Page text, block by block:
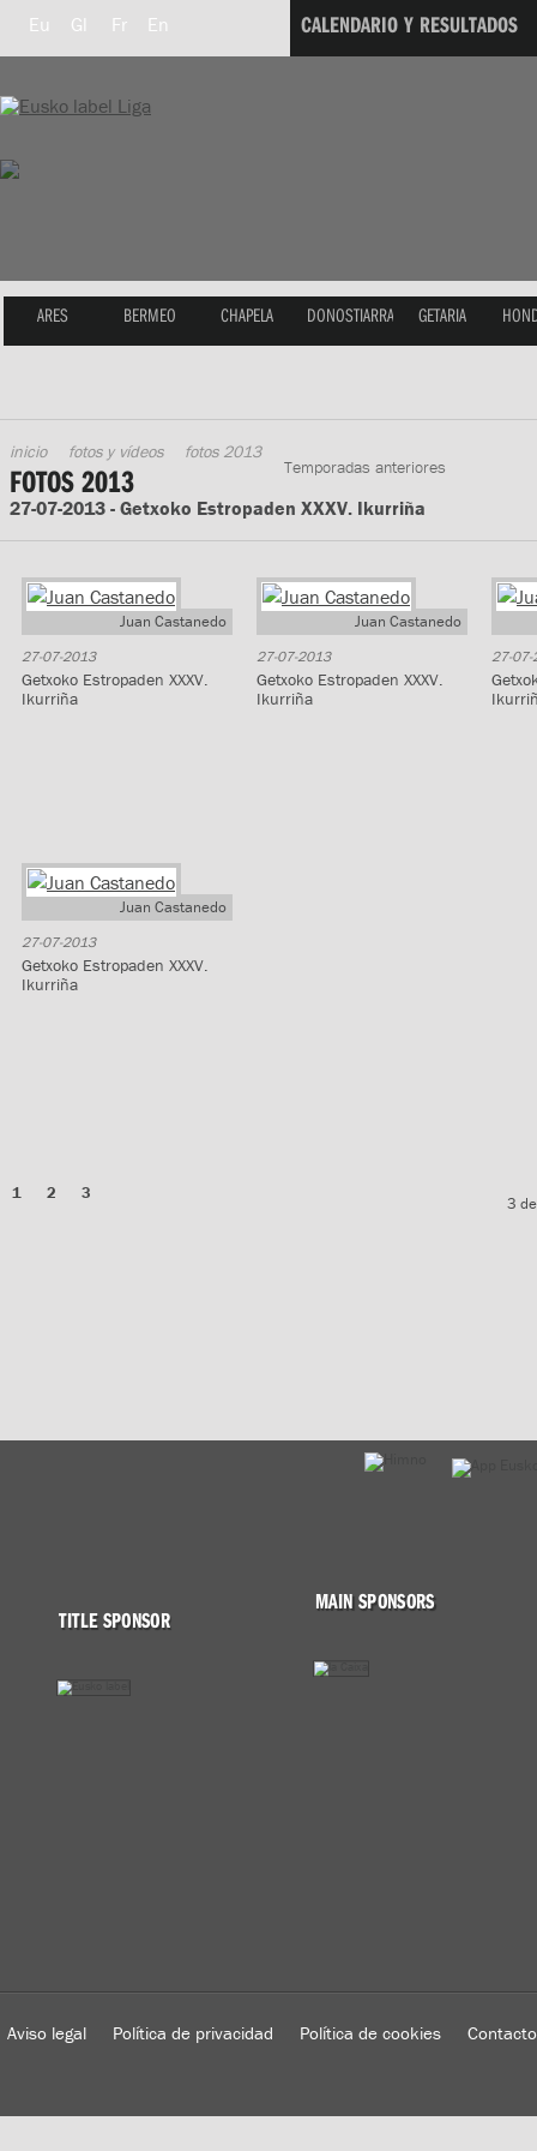
Eu Gl Fr En CALENDARIO Y RESULTADOS
ARES BERMEO CHAPELA DONOSTIARRA GETARIA
inicio fotos y vídeos fotos 2013
FOTOS 2013
27-07-2013 - Getxoko Estropaden XXXV. Ikurriña
Temporadas anteriores
Juan Castanedo
27-07-2013
Getxoko Estropaden XXXV.
Ikurriña
Juan Castanedo
27-07-2013
Getxoko Estropaden XXXV.
Ikurriña
27-07-
Juan Castanedo
27-07-2013
Getxoko Estropaden XXXV.
Ikurriña
3
1 2 3
TITLE SPONSOR
MAIN SPONSORS
Aviso legal Política de privacidad Política de cookies Contacto